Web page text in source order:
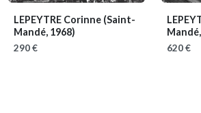
LEPEYTRE Corinne (Saint-
Mandé, 1968)
290 € 620 €